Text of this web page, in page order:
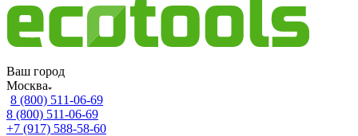
Ваш город
Москва
8 (800) 511-06-69
8 (800) 511-06-69
+7 (917) 588-58-60